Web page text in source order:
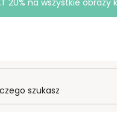
20% na wszystkie